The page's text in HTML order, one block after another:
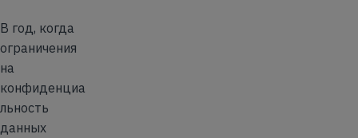
В год, когда
ограничения
на
конфиденциа
льность
данных